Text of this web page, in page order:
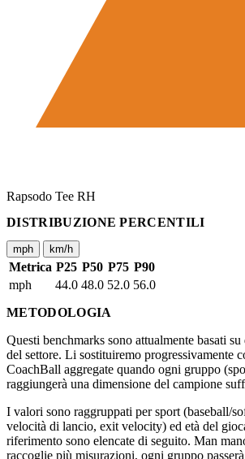
Rapsodo Tee RH
DISTRIBUZIONE PERCENTILI
mph km/h
Metrica P25 P50 P75 P90
mph
44.0 48.0 52.0 56.0
METODOLOGIA
Questi benchmarks sono attualmente basati
del settore. Li sostituiremo progressivamente
CoachBall aggregate quando ogni gruppo
raggiungerà una dimensione del campione
I valori sono raggruppati per sport (baseball/
velocità di lancio, exit velocity) ed età del
riferimento sono elencate di seguito. Man
raccoglie più misurazioni, ogni gruppo